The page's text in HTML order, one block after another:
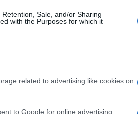
Sale, and/or Sharing
with the Purposes for which it
related to advertising like cookies on
to Google for online advertising